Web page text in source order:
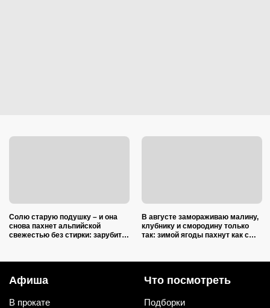
Солю старую подушку – и она
снова пахнет альпийской
свежестью без стирки: зарубите
В августе замораживаю малину,
клубнику и смородину только
так: зимой ягоды пахнут как с
Афиша
В прокате
Что посмотреть
Подборки